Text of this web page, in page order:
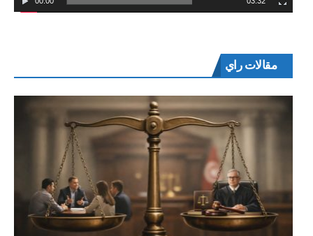
مقالات راي